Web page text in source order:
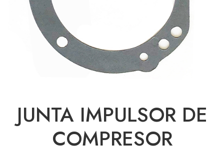
JUNTA IMPULSOR DE
COMPRESOR